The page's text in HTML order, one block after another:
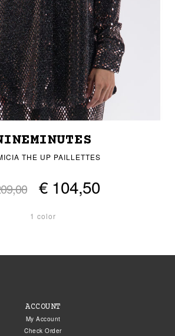
THE UP PAILLETTES
€ 104,50
1 color
ACCOUNT
My Account
Check Order